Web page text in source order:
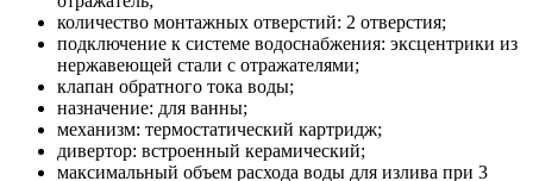
количество монтажных отверстий: 2 отверстия;
подключение к системе водоснабжения: эксцентрики из
нержавеющей стали с отражателями;
клапан обратного тока воды;
назначение: для ванны;
механизм: термостатический картридж;
дивертор: встроенный керамический;
максимальный объем расхода воды для излива при 3